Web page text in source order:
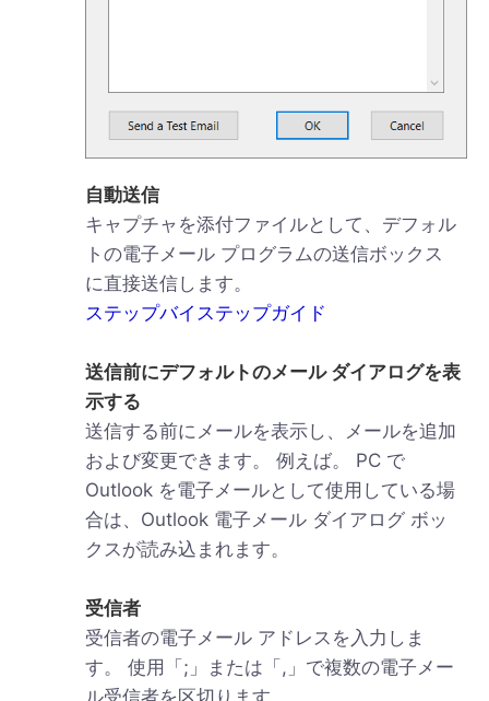
自動送信
キャプチャを添付ファイルとして、デフォル
トの電子メール プログラムの送信ボックス
に直接送信します。
ステップバイステップガイド
送信前にデフォルトのメール ダイアログを表
示する
送信する前にメールを表示し、メールを追加
および変更できます。 例えば。 PC で
Outlook を電子メールとして使用している場
合は、Outlook 電子メール ダイアログ ボッ
クスが読み込まれます。
受信者
受信者の電子メール アドレスを入力しま
す。 使用「;」または「,」で複数の電子メー